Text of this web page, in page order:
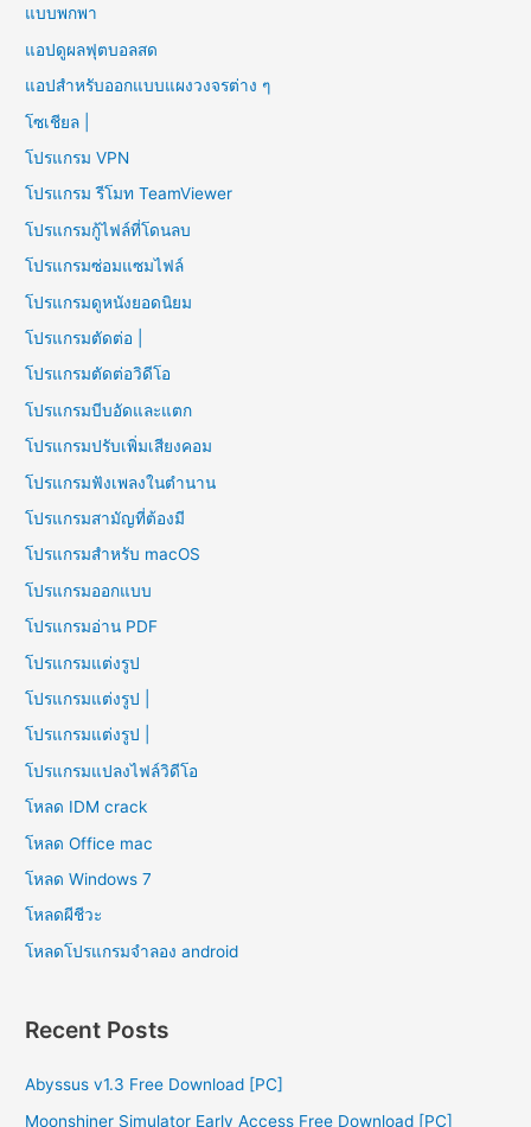
แบบพกพา
แอปดูผลฟุตบอลสด
แอปสำหรับออกแบบแผงวงจรต่าง ๆ
โซเชียล |
โปรแกรม VPN
โปรแกรม รีโมท TeamViewer
โปรแกรมกู้ไฟล์ที่โดนลบ
โปรแกรมซ่อมแซมไฟล์
โปรแกรมดูหนังยอดนิยม
โปรแกรมตัดต่อ |
โปรแกรมตัดต่อวิดีโอ
โปรแกรมบีบอัดและแตก
โปรแกรมปรับเพิ่มเสียงคอม
โปรแกรมฟังเพลงในตำนาน
โปรแกรมสามัญที่ต้องมี
โปรแกรมสำหรับ macOS
โปรแกรมออกแบบ
โปรแกรมอ่าน PDF
โปรแกรมแต่งรูป
โปรแกรมแต่งรูป |
โปรแกรมแต่งรูป |
โปรแกรมแปลงไฟล์วิดีโอ
โหลด IDM crack
โหลด Office mac
โหลด Windows 7
โหลดผีชีวะ
โหลดโปรแกรมจําลอง android
Recent Posts
Abyssus v1.3 Free Download [PC]
Moonshiner Simulator Early Access Free Download [PC]